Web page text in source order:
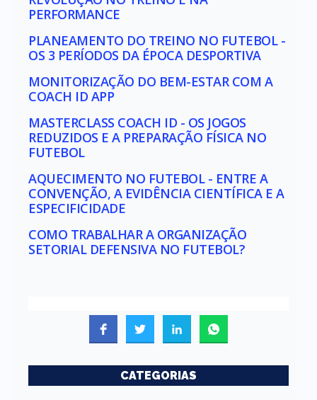
PERFORMANCE
PLANEAMENTO DO TREINO NO FUTEBOL -
OS 3 PERÍODOS DA ÉPOCA DESPORTIVA
MONITORIZAÇÃO DO BEM-ESTAR COM A
COACH ID APP
MASTERCLASS COACH ID - OS JOGOS
REDUZIDOS E A PREPARAÇÃO FÍSICA NO
FUTEBOL
AQUECIMENTO NO FUTEBOL - ENTRE A
CONVENÇÃO, A EVIDÊNCIA CIENTÍFICA E A
ESPECIFICIDADE
COMO TRABALHAR A ORGANIZAÇÃO
SETORIAL DEFENSIVA NO FUTEBOL?
CATEGORIAS